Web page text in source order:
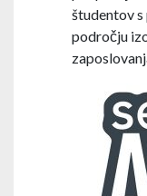
študentov
področju